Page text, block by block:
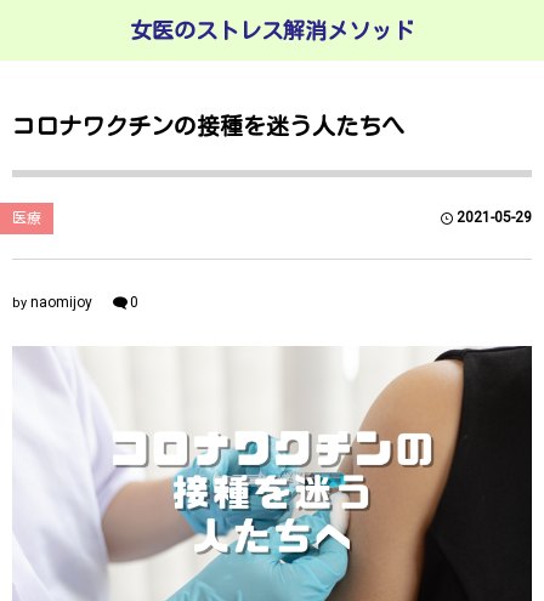
女医のストレス解消メソッド
コロナワクチンの接種を迷う人たちへ
医療 2021-05-29
by naomijoy 0